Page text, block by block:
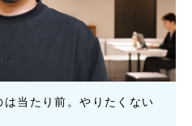
は当たり前。やりたくない